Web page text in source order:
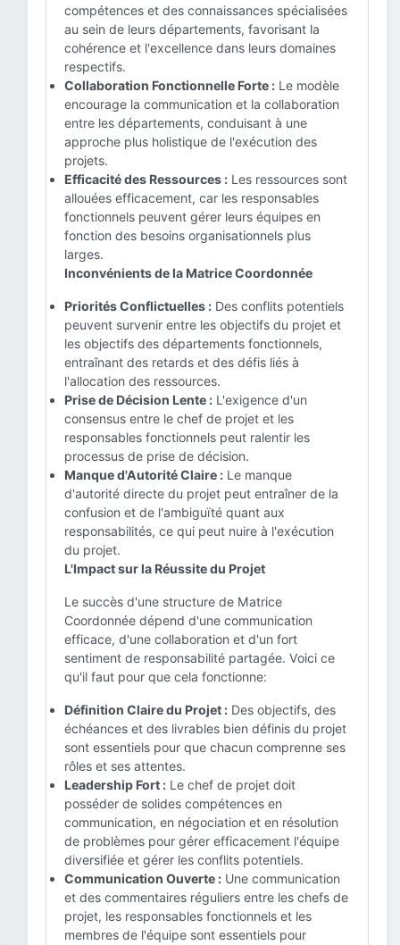
compétences et des connaissances spécialisées
au sein de leurs départements, favorisant la
cohérence et l'excellence dans leurs domaines
respectifs.
Collaboration Fonctionnelle Forte : Le modèle
encourage la communication et la collaboration
entre les départements, conduisant à une
approche plus holistique de l'exécution des
projets.
Efficacité des Ressources : Les ressources sont
allouées efficacement, car les responsables
fonctionnels peuvent gérer leurs équipes en
fonction des besoins organisationnels plus
larges.
Inconvénients de la Matrice Coordonnée
Priorités Conflictuelles : Des conflits potentiels
peuvent survenir entre les objectifs du projet et
les objectifs des départements fonctionnels,
entraînant des retards et des défis liés à
l'allocation des ressources.
Prise de Décision Lente : L'exigence d'un
consensus entre le chef de projet et les
responsables fonctionnels peut ralentir les
processus de prise de décision.
Manque d'Autorité Claire : Le manque
d'autorité directe du projet peut entraîner de la
confusion et de l'ambiguïté quant aux
responsabilités, ce qui peut nuire à l'exécution
du projet.
L'Impact sur la Réussite du Projet
Le succès d'une structure de Matrice
Coordonnée dépend d'une communication
efficace, d'une collaboration et d'un fort
sentiment de responsabilité partagée. Voici ce
qu'il faut pour que cela fonctionne:
Définition Claire du Projet : Des objectifs, des
échéances et des livrables bien définis du projet
sont essentiels pour que chacun comprenne ses
rôles et ses attentes.
Leadership Fort : Le chef de projet doit
posséder de solides compétences en
communication, en négociation et en résolution
de problèmes pour gérer efficacement l'équipe
diversifiée et gérer les conflits potentiels.
Communication Ouverte : Une communication
et des commentaires réguliers entre les chefs de
projet, les responsables fonctionnels et les
membres de l'équipe sont essentiels pour